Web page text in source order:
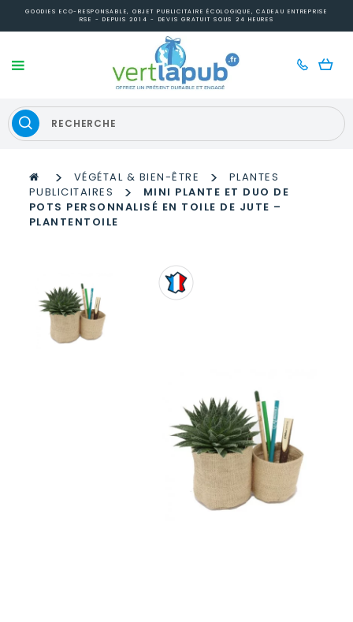
GOODIES ECO-RESPONSABLE, OBJET PUBLICITAIRE ÉCOLOGIQUE, CADEAU ENTREPRISE
RSE - DEPUIS 2014 - DEVIS GRATUIT SOUS 24 HEURES
> VÉGÉTAL & BIEN-ÊTRE >
PLANTES
PUBLICITAIRES
>
MINI PLANTE ET DUO DE
POTS PERSONNALISÉ EN TOILE DE JUTE –
PLANTENTOILE